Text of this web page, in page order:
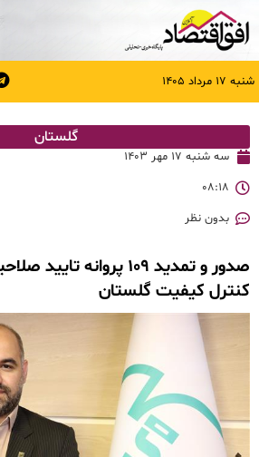
شنبه ۱۷ مرداد ۱۴۰۵
گلستان
سه شنبه ۱۷ مهر ۱۴۰۳
۰۸:۱۸
بدون نظر
صدور و تمدید ۱۰۹ پروانه
کنترل کیفیت گلستان